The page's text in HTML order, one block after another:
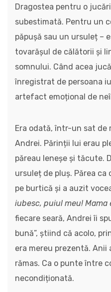
Dragostea pentru o
subestimată. Pentru un
păpușă sau un ursuleț –
tovarășul de călătorii și
somnului. Când acea
înregistrat de persoana
artefact emoțional de
Era odată, într-un sat de
Andrei. Părinții lui erau
păreau leneșe și tăcute.
ursuleț de pluș. Părea ca
pe burtică și a auzit
iubesc, puiul meu! Mama
fiecare seară, Andrei îi
bună”, știind că acolo,
era mereu prezentă.
rămas. Ca o punte între
necondiționată.